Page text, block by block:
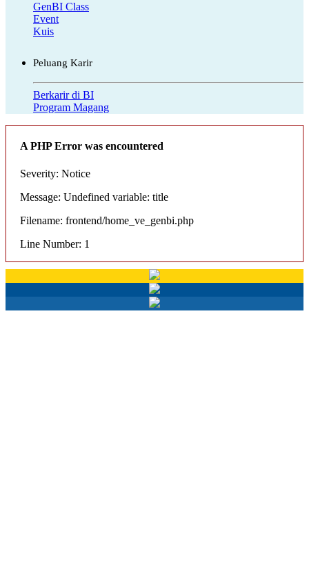
GenBI Class
Event
Kuis
Peluang Karir
Berkarir di BI
Program Magang
A PHP Error was encountered
Severity: Notice
Message: Undefined variable: title
Filename: frontend/home_ve_genbi.php
Line Number: 1